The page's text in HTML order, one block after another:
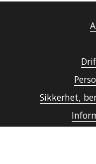
Sikkerhet,